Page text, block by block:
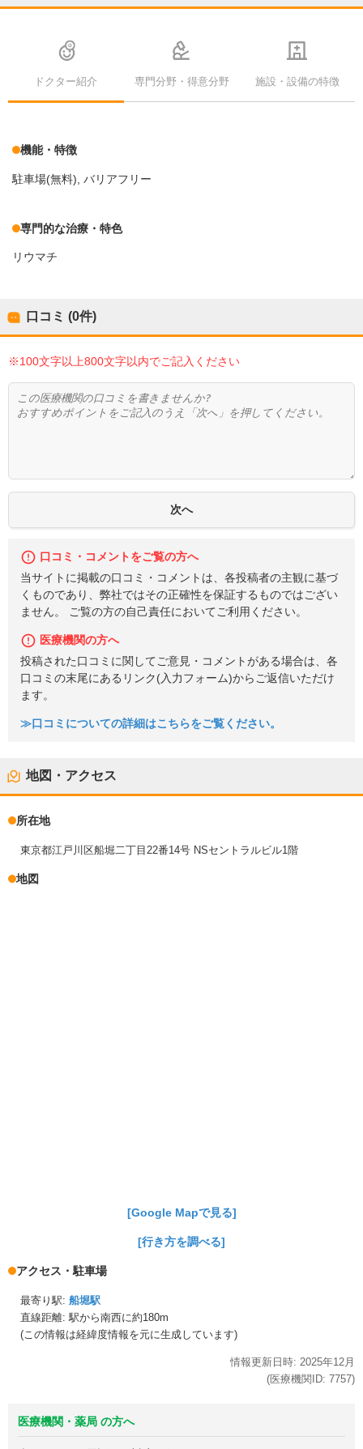
ドクター紹介 専門分野・得意分野 施設・設備の特徴
機能・特徴
駐車場(無料) バリアフリー
専門的な治療・特色
リウマチ
口コミ (0件)
※100文字以上800文字以内でご記入ください
口コミ・コメントをご覧の方へ
当サイトに掲載の口コミ・コメントは、各投稿者の主観に基づ
くものであり、弊社ではその正確性を保証するものではござい
ません。 ご覧の方の自己責任においてご利用ください。
医療機関の方へ
投稿された口コミに関してご意見・コメントがある場合は、各
口コミの末尾にあるリンク(入力フォーム)からご返信いただけ
ます。
≫口コミについての詳細はこちらをご覧ください。
地図・アクセス
所在地
東京都江戸川区船堀二丁目22番14号 NSセントラルビル1階
地図
[Google Mapで見る]
[行き方を調べる]
アクセス・駐車場
最寄り駅: 船堀駅
直線距離: 駅から南西に約180m
(この情報は経緯度情報を元に生成しています)
情報更新日時: 2025年12月
(医療機関ID: 7757)
医療機関・薬局 の方へ